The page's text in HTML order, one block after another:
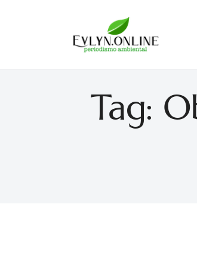
Tag:
Evlyn Online
Periodismo para autogobernarse